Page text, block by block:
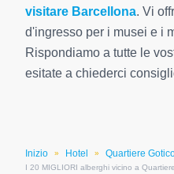
Inizio » Hotel » Quartiere
I 20 MIGLIORI alberghi vicino a
visitare Barcellona. Vi
d'ingresso per i musei e i
Rispondiamo a tutte le
esitate a chiederci